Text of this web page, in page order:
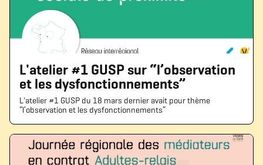
L'atelier #1 GUSP sur “l’observation
et les dysfonctionnements”
L'atelier #1 GUSP du 18 mars dernier avait pour thème
“l’observation et les dysfonctionnements”